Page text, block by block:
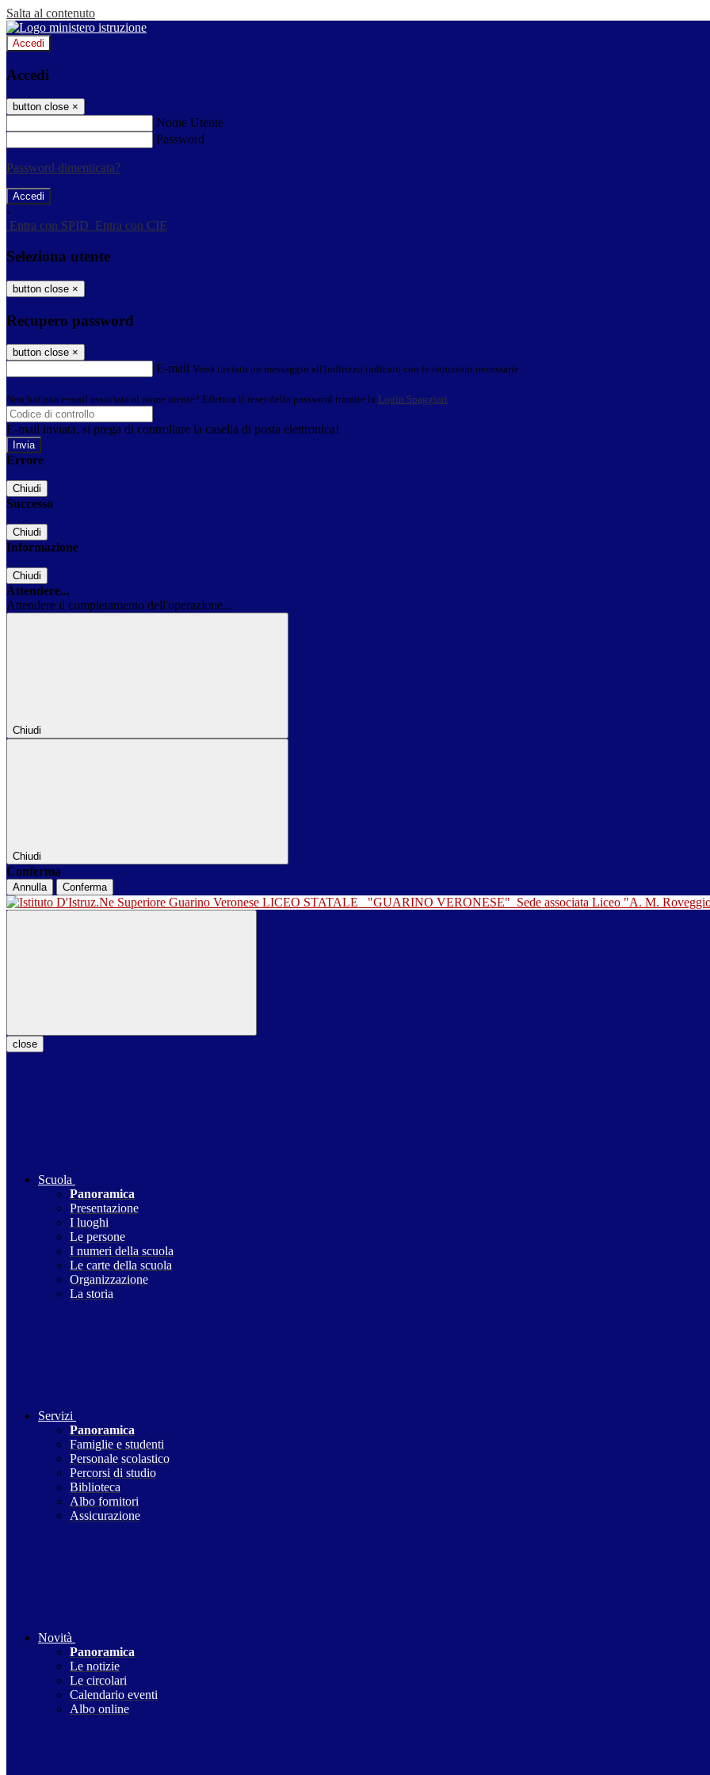
Salta al contenuto
Accedi
Accedi
button close ×
Nome Utente
Password
Password dimenticata?
-
Entra con SPID Entra con CIE
Seleziona utente
button close ×
Recupero password
button close ×
E-mail Verrà inviato un messaggio all'indirizzo indicato con le istruzioni necessarie.
Non hai una e-mail associata al nome utente? Effettua il reset della password tramite la Login Spaggiari
E-mail inviata, si prega di controllare la casella di posta elettronica!
Errore
Chiudi
Successo
Chiudi
Informazione
Chiudi
Attendere...
Attendere il completamento dell'operazione...
Chiudi
Chiudi
Conferma
Annulla Conferma
LICEO STATALE "GUARINO VERONESE" Sede associata Liceo "A. M.
close
Scuola
Panoramica
Presentazione
I luoghi
Le persone
I numeri della scuola
Le carte della scuola
Organizzazione
La storia
Servizi
Panoramica
Famiglie e studenti
Personale scolastico
Percorsi di studio
Biblioteca
Albo fornitori
Assicurazione
Novità
Panoramica
Le notizie
Le circolari
Calendario eventi
Albo online